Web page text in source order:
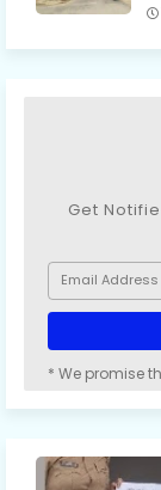
Get
* We promise